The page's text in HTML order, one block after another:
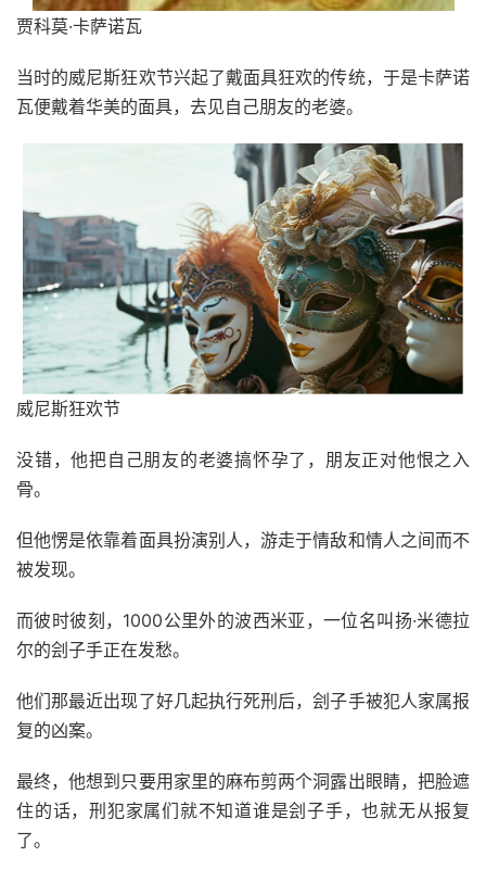
贾科莫·卡萨诺瓦
当时的威尼斯狂欢节兴起了戴面具狂欢的传统，于是卡萨诺
瓦便戴着华美的面具，去见自己朋友的老婆。
威尼斯狂欢节
没错，他把自己朋友的老婆搞怀孕了，朋友正对他恨之入
骨。
但他愣是依靠着面具扮演别人，游走于情敌和情人之间而不
被发现。
而彼时彼刻，1000公里外的波西米亚，一位名叫扬·米德拉
尔的刽子手正在发愁。
他们那最近出现了好几起执行死刑后，刽子手被犯人家属报
复的凶案。
最终，他想到只要用家里的麻布剪两个洞露出眼睛，把脸遮
住的话，刑犯家属们就不知道谁是刽子手，也就无从报复
了。